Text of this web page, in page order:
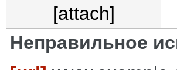
[attach]
Неправильное